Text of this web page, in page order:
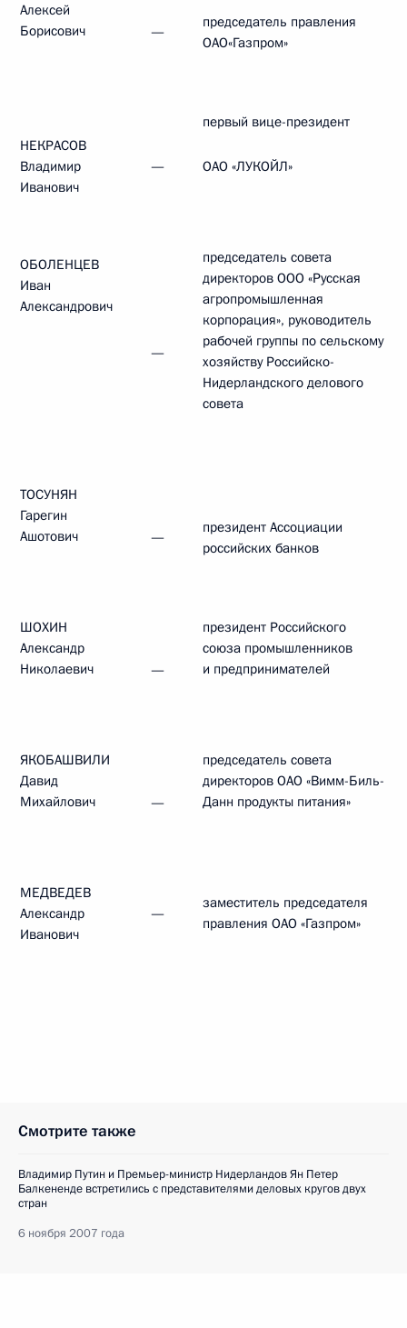
Алексей
Борисович
—
председатель правления
ОАО«Газпром»
НЕКРАСОВ
Владимир
Иванович
—
первый вице-президент
ОАО «ЛУКОЙЛ»
ОБОЛЕНЦЕВ
Иван
Александрович
—
председатель совета
директоров ООО «Русская
агропромышленная
корпорация», руководитель
рабочей группы по сельскому
хозяйству Российско-
Нидерландского делового
совета
ТОСУНЯН
Гарегин
Ашотович
—
президент Ассоциации
российских банков
ШОХИН
Александр
Николаевич
—
президент Российского
союза промышленников
и предпринимателей
ЯКОБАШВИЛИ
Давид
Михайлович
—
председатель совета
директоров ОАО «Вимм-Биль-
Данн продукты питания»
МЕДВЕДЕВ
Александр
Иванович
—
заместитель председателя
правления ОАО «Газпром»
Смотрите также
Владимир Путин и Премьер-министр Нидерландов Ян Петер
Балкененде встретились с представителями деловых кругов двух
стран
6 ноября 2007 года